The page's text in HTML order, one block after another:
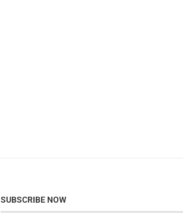
SUBSCRIBE NOW